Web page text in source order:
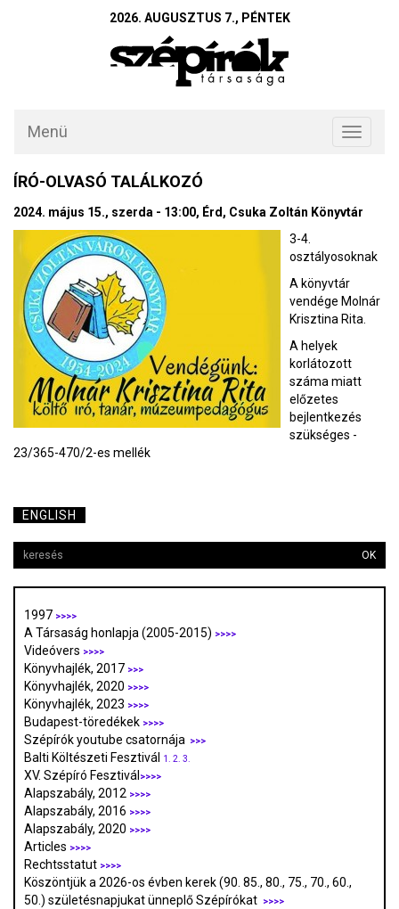
2026. AUGUSZTUS 7., PÉNTEK
Toggle
Menü
ÍRÓ-OLVASÓ TALÁLKOZÓ
2024. május 15., szerda - 13:00, Érd, Csuka Zoltán Könyvtár
3-4.
osztályosoknak
A könyvtár
vendége Molnár
Krisztina Rita.
A helyek
korlátozott
száma miatt
előzetes
bejlentkezés
szükséges -
23/365-470/2-es mellék
ENGLISH
OK
1997 >>>>
A Társaság honlapja (2005-2015) >>>>
Videóvers >>>>
Könyvhajlék, 2017 >>>
Könyvhajlék, 2020 >>>>
Könyvhajlék, 2023 >>>>
Budapest-töredékek >>>>
Szépírók youtube csatornája >>>
Balti Költészeti Fesztivál 1. 2. 3.
XV. Szépíró Fesztivál >>>>
Alapszabály, 2012 >>>>
Alapszabály, 2016 >>>>
Alapszabály, 2020 >>>>
Articles >>>>
Rechtsstatut >>>>
Köszöntjük a 2026-os évben kerek (90. 85., 80., 75., 70., 60.,
50.) születésnapjukat ünneplő Szépírókat
>>>>